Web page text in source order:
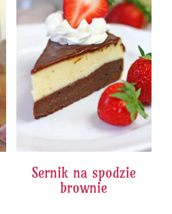
Sernik na spodzie
brownie